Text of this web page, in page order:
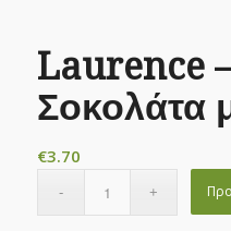
Laurence
Σοκολάτα
€3.70